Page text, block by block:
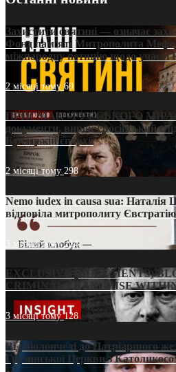
Захистити святині — означає
Фонд пам’яті Митрополита
міжнародну петицію щодо
2 місяці тому60
ПРИСМАК «РУССЬКОГО МІРА»
документи, вирок і російський
Бучацькій єпархії
2 місяці тому 298
Nemo iudex in causa sua: Наталія
відповіла митрополиту Євстратію
3 місяці тому214
EXCLUSIVE (DOCUMENTS)/
CRIMINAL FRANCHISE
3 місяці тому128
Від віолончелі до Патріаршого
Грузинської Церкви з